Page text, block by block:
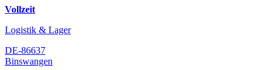
Vollzeit
Logistik & Lager
DE-86637
Binswangen